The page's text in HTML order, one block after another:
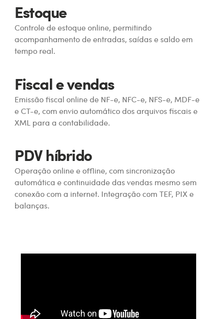
Estoque
Controle de estoque online, permitindo
acompanhamento de entradas, saídas e saldo em
tempo real.
Fiscal e vendas
Emissão fiscal online de NF-e, NFC-e, NFS-e, MDF-e
e CT-e, com envio automático dos arquivos fiscais e
XML para a contabilidade.
PDV híbrido
Operação online e offline, com sincronização
automática e continuidade das vendas mesmo sem
conexão com a internet. Integração com TEF, PIX e
balanças.